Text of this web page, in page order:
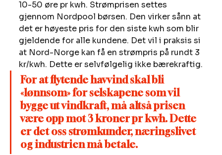
10-50 øre pr kwh. Strømprisen settes
gjennom Nordpool børsen. Den virker sånn at
det er høyeste pris for den siste kwh som blir
gjeldende for alle kundene. Det vil i praksis si
at Nord-Norge kan få en strømpris på rundt 3
kr/kwh. Dette er selvfølgelig ikke bærekraftig.
For at flytende havvind skal bli
«lønnsom» for selskapene som vil
bygge ut vindkraft, må altså prisen
være opp mot 3 kroner pr kwh. Dette
er det oss strømkunder, næringslivet
og industrien må betale.